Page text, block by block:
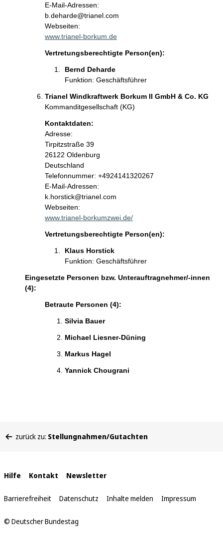
E-Mail-Adressen:
b.deharde@trianel.com
Webseiten:
www.trianel-borkum.de
Vertretungsberechtigte Person(en):
Bernd Deharde
Funktion: Geschäftsführer
Trianel Windkraftwerk Borkum II GmbH & Co. KG
Kommanditgesellschaft (KG)
Kontaktdaten:
Adresse:
Tirpitzstraße 39
26122 Oldenburg
Deutschland
Kontaktinformationen:
Telefonnummer: +4924141320267
E-Mail-Adressen:
k.horstick@trianel.com
Webseiten:
www.trianel-borkumzwei.de/
Vertretungsberechtigte Person(en):
Klaus Horstick
Funktion: Geschäftsführer
Eingesetzte Personen bzw. Unterauftragnehmer/-innen
(4):
Betraute Personen (4):
Silvia Bauer
Michael Liesner-Düning
Markus Hagel
Yannick Chougrani
befinden
zurück zu: Stellungnahmen/Gutachten
Interne
Links
Hilfe Kontakt Newsletter
Barrierefreiheit Datenschutz Inhalte melden Impressum
© Deutscher Bundestag